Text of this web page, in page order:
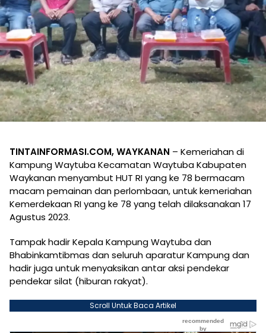
TINTAINFORMASI.COM, WAYKANAN – Kemeriahan di
Kampung Waytuba Kecamatan Waytuba Kabupaten
Waykanan menyambut HUT RI yang ke 78 bermacam
macam pemainan dan perlombaan, untuk kemeriahan
Kemerdekaan RI yang ke 78 yang telah dilaksanakan 17
Agustus 2023.
Tampak hadir Kepala Kampung Waytuba dan
Bhabinkamtibmas dan seluruh aparatur Kampung dan
hadir juga untuk menyaksikan antar aksi pendekar
pendekar silat (hiburan rakyat).
Scroll Untuk Baca Artikel